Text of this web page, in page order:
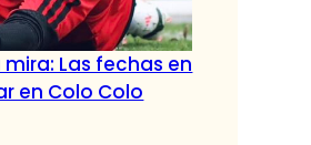
Las fechas en
en Colo Colo